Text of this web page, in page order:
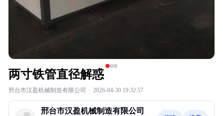
两寸铁管直径解惑
邢台市汉盈机械制造有限公司 · 2026-04-30 19:32:57
邢台市汉盈机械制造有限公司